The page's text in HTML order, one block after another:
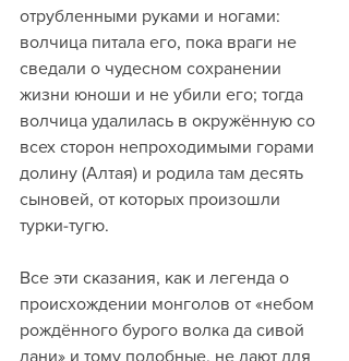
отрубленными руками и ногами:
волчица питала его, пока враги не
сведали о чудесном сохранении
жизни юноши и не убили его; тогда
волчица удалилась в окружённую со
всех сторон непроходимыми горами
долину (Алтая) и родила там десять
сыновей, от которых произошли
турки-тугю.
Все эти сказания, как и легенда о
происхождении монголов от «небом
рождённого бурого волка да сивой
лани» и тому подобные, не дают для